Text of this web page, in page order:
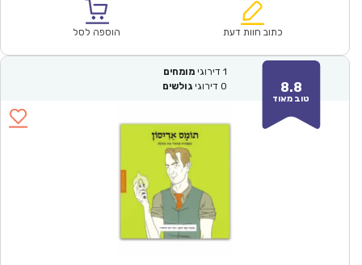
₪61.00.
הוא:
כתוב חוות דעת הוספה לסל
8.8
טוב מאוד
1 דירוגי מומחים
0 דירוגי גולשים